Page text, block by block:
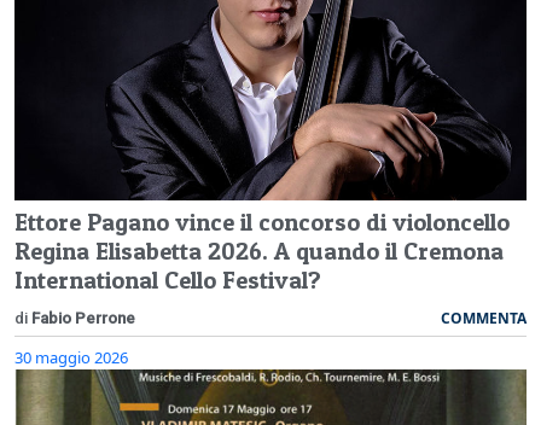
Ettore Pagano vince il concorso di violoncello
Regina Elisabetta 2026. A quando il Cremona
International Cello Festival?
di Fabio Perrone COMMENTA
30 maggio 2026